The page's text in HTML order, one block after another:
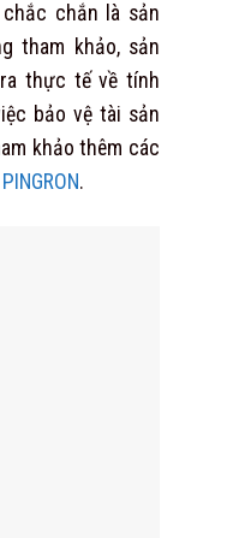
chắn là sản
tham khảo, sản
thực tế về tính
bảo vệ tài sản
khảo thêm các
PINGRON.